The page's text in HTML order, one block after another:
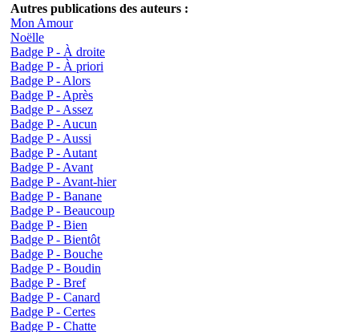
Autres publications des auteurs :
Mon Amour
Noëlle
Badge P - À droite
Badge P - À priori
Badge P - Alors
Badge P - Après
Badge P - Assez
Badge P - Aucun
Badge P - Aussi
Badge P - Autant
Badge P - Avant
Badge P - Avant-hier
Badge P - Banane
Badge P - Beaucoup
Badge P - Bien
Badge P - Bientôt
Badge P - Bouche
Badge P - Boudin
Badge P - Bref
Badge P - Canard
Badge P - Certes
Badge P - Chatte